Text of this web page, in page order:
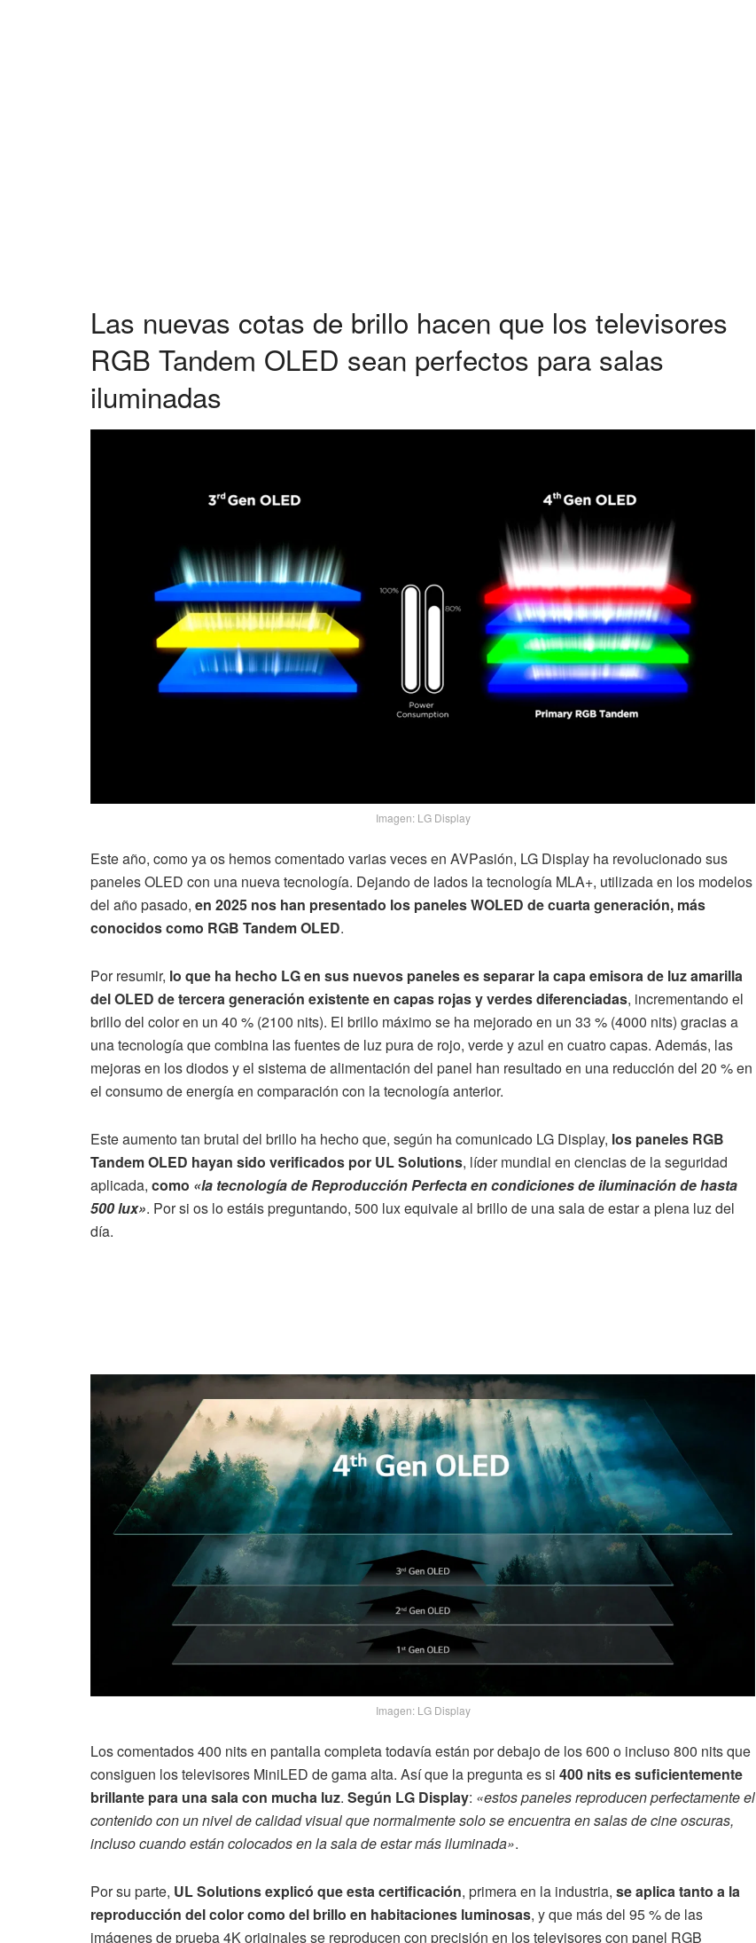
Las nuevas cotas de brillo hacen que los televisores
RGB Tandem OLED sean perfectos para salas
iluminadas
Imagen: LG Display
Este año, como ya os hemos comentado varias veces en AVPasión, LG Display ha revolucionado sus
paneles OLED con una nueva tecnología. Dejando de lados la tecnología MLA+, utilizada en los modelos
del año pasado, en 2025 nos han presentado los paneles WOLED de cuarta generación, más
conocidos como RGB Tandem OLED.
Por resumir, lo que ha hecho LG en sus nuevos paneles es separar la capa emisora ​​de luz amarilla
del OLED de tercera generación existente en capas rojas y verdes diferenciadas, incrementando el
brillo del color en un 40 % (2100 nits). El brillo máximo se ha mejorado en un 33 % (4000 nits) gracias a
una tecnología que combina las fuentes de luz pura de rojo, verde y azul en cuatro capas. Además, las
mejoras en los diodos y el sistema de alimentación del panel han resultado en una reducción del 20 % en
el consumo de energía en comparación con la tecnología anterior.
Este aumento tan brutal del brillo ha hecho que, según ha comunicado LG Display, los paneles RGB
Tandem OLED hayan sido verificados por UL Solutions, líder mundial en ciencias de la seguridad
aplicada, como «la tecnología de Reproducción Perfecta en condiciones de iluminación de hasta
500 lux». Por si os lo estáis preguntando, 500 lux equivale al brillo de una sala de estar a plena luz del
día.
Imagen: LG Display
Los comentados 400 nits en pantalla completa todavía están por debajo de los 600 o incluso 800 nits que
consiguen los televisores MiniLED de gama alta. Así que la pregunta es si 400 nits es suficientemente
brillante para una sala con mucha luz. Según LG Display: «estos paneles reproducen perfectamente el
contenido con un nivel de calidad visual que normalmente solo se encuentra en salas de cine oscuras,
incluso cuando están colocados en la sala de estar más iluminada».
Por su parte, UL Solutions explicó que esta certificación, primera en la industria, se aplica tanto a la
reproducción del color como del brillo en habitaciones luminosas, y que más del 95 % de las
imágenes de prueba 4K originales se reproducen con precisión en los televisores con panel RGB